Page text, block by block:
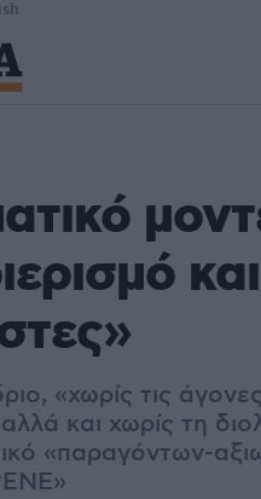
και
«χωρίς τις άγονες
και χωρίς τη
«παραγόντων-